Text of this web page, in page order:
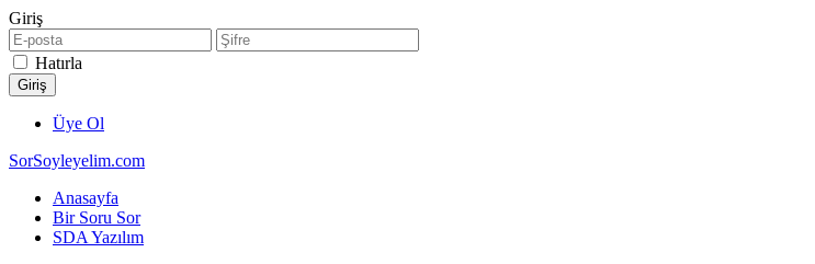
Giriş
Hatırla
Üye Ol
SorSoyleyelim.com
Anasayfa
Bir Soru Sor
SDA Yazılım